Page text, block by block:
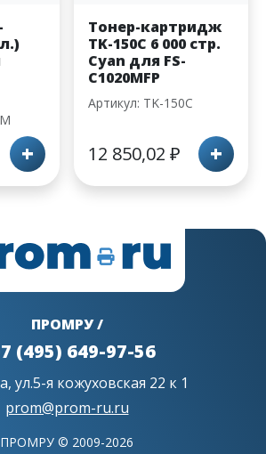
+
Тонер-картридж
TK-150C 6 000 стр.
Cyan для FS-
C1020MFP
Артикул: TK-150C
12 850,02 ₽ +
ПРОМРУ /
(495) 649-97-56
ул.5-я кожуховская 22 к 1
prom@prom-ru.ru
ПРОМРУ © 2009-2026